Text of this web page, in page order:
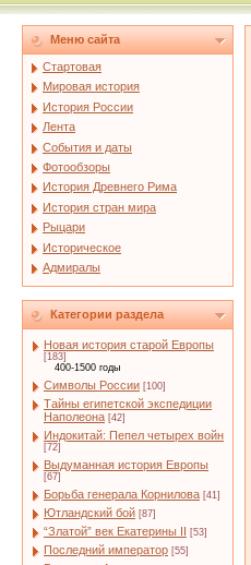
Меню сайта
Стартовая
Мировая история
История России
Лента
События и даты
Фотообзоры
История Древнего Рима
История стран мира
Рыцари
Историческое
Адмиралы
Категории раздела
Новая история старой Европы
[183]
400-1500 годы
Символы России [100]
Тайны египетской экспедиции
Наполеона [42]
Индокитай: Пепел четырех войн
[72]
Выдуманная история Европы
[67]
Борьба генерала Корнилова [41]
Ютландский бой [87]
“Златой” век Екатерины II [53]
Последний император [55]